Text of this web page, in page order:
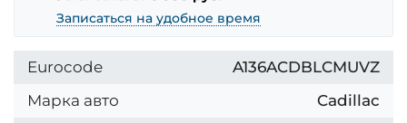
Записаться на удобное время
Eurocode
A136ACDBLCMUVZ
Марка авто
Cadillac